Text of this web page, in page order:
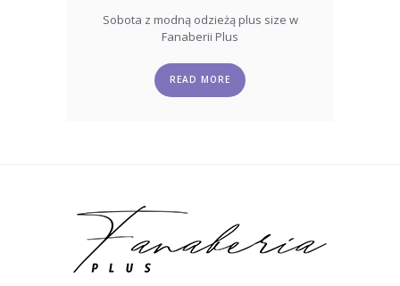
Sobota z modną odzieżą plus size w
Fanaberii Plus
READ MORE